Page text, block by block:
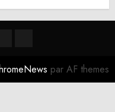
par AF themes